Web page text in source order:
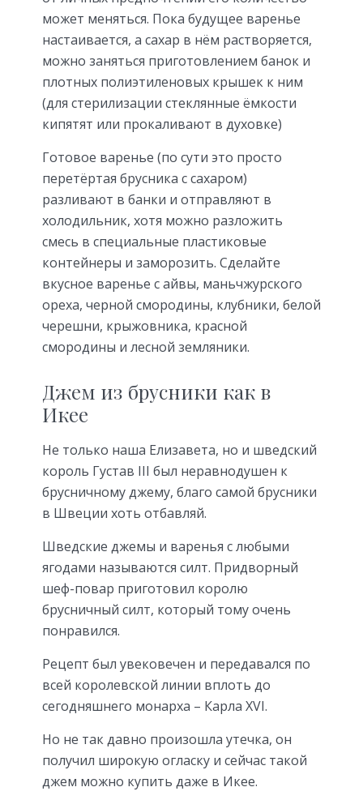
может меняться. Пока будущее варенье
настаивается, а сахар в нём растворяется,
можно заняться приготовлением банок и
плотных полиэтиленовых крышек к ним
(для стерилизации стеклянные ёмкости
кипятят или прокаливают в духовке)
Готовое варенье (по сути это просто
перетёртая брусника с сахаром)
разливают в банки и отправляют в
холодильник, хотя можно разложить
смесь в специальные пластиковые
контейнеры и заморозить. Сделайте
вкусное варенье с айвы, маньчжурского
ореха, черной смородины, клубники, белой
черешни, крыжовника, красной
смородины и лесной земляники.
Джем из брусники как в
Икее
Не только наша Елизавета, но и шведский
король Густав III был неравнодушен к
брусничному джему, благо самой брусники
в Швеции хоть отбавляй.
Шведские джемы и варенья с любыми
ягодами называются силт. Придворный
шеф-повар приготовил королю
брусничный силт, который тому очень
понравился.
Рецепт был увековечен и передавался по
всей королевской линии вплоть до
сегодняшнего монарха – Карла XVI.
Но не так давно произошла утечка, он
получил широкую огласку и сейчас такой
джем можно купить даже в Икее.